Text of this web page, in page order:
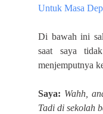
Untuk Masa
Di bawah ini
saat saya
menjemputnya
Saya: Wahh,
Tadi di sekolah